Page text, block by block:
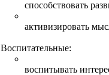
способствовать
активизировать
Воспитательные:
воспитывать